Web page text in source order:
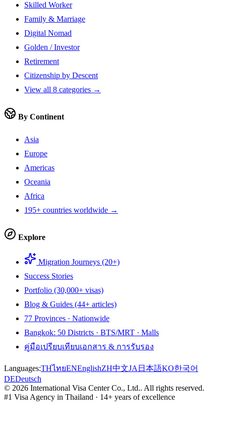
Skilled Worker
Family & Marriage
Digital Nomad
Golden / Investor
Retirement
Citizenship by Descent
View all 8 categories →
By Continent
Asia
Europe
Americas
Oceania
Africa
195+ countries worldwide →
Explore
Migration Journeys (20+)
Success Stories
Portfolio (30,000+ visas)
Blog & Guides (44+ articles)
77 Provinces · Nationwide
Bangkok: 50 Districts · BTS/MRT · Malls
คู่มือเปรียบเทียบเอกสาร & การรับรอง
Languages:THไทยENEnglishZH中文JA 日本語KO한국어
DEDeutsch
© 2026 International Visa Center Co., Ltd.. All rights reserved.
#1 Visa Agency in Thailand · 14+ years of excellence